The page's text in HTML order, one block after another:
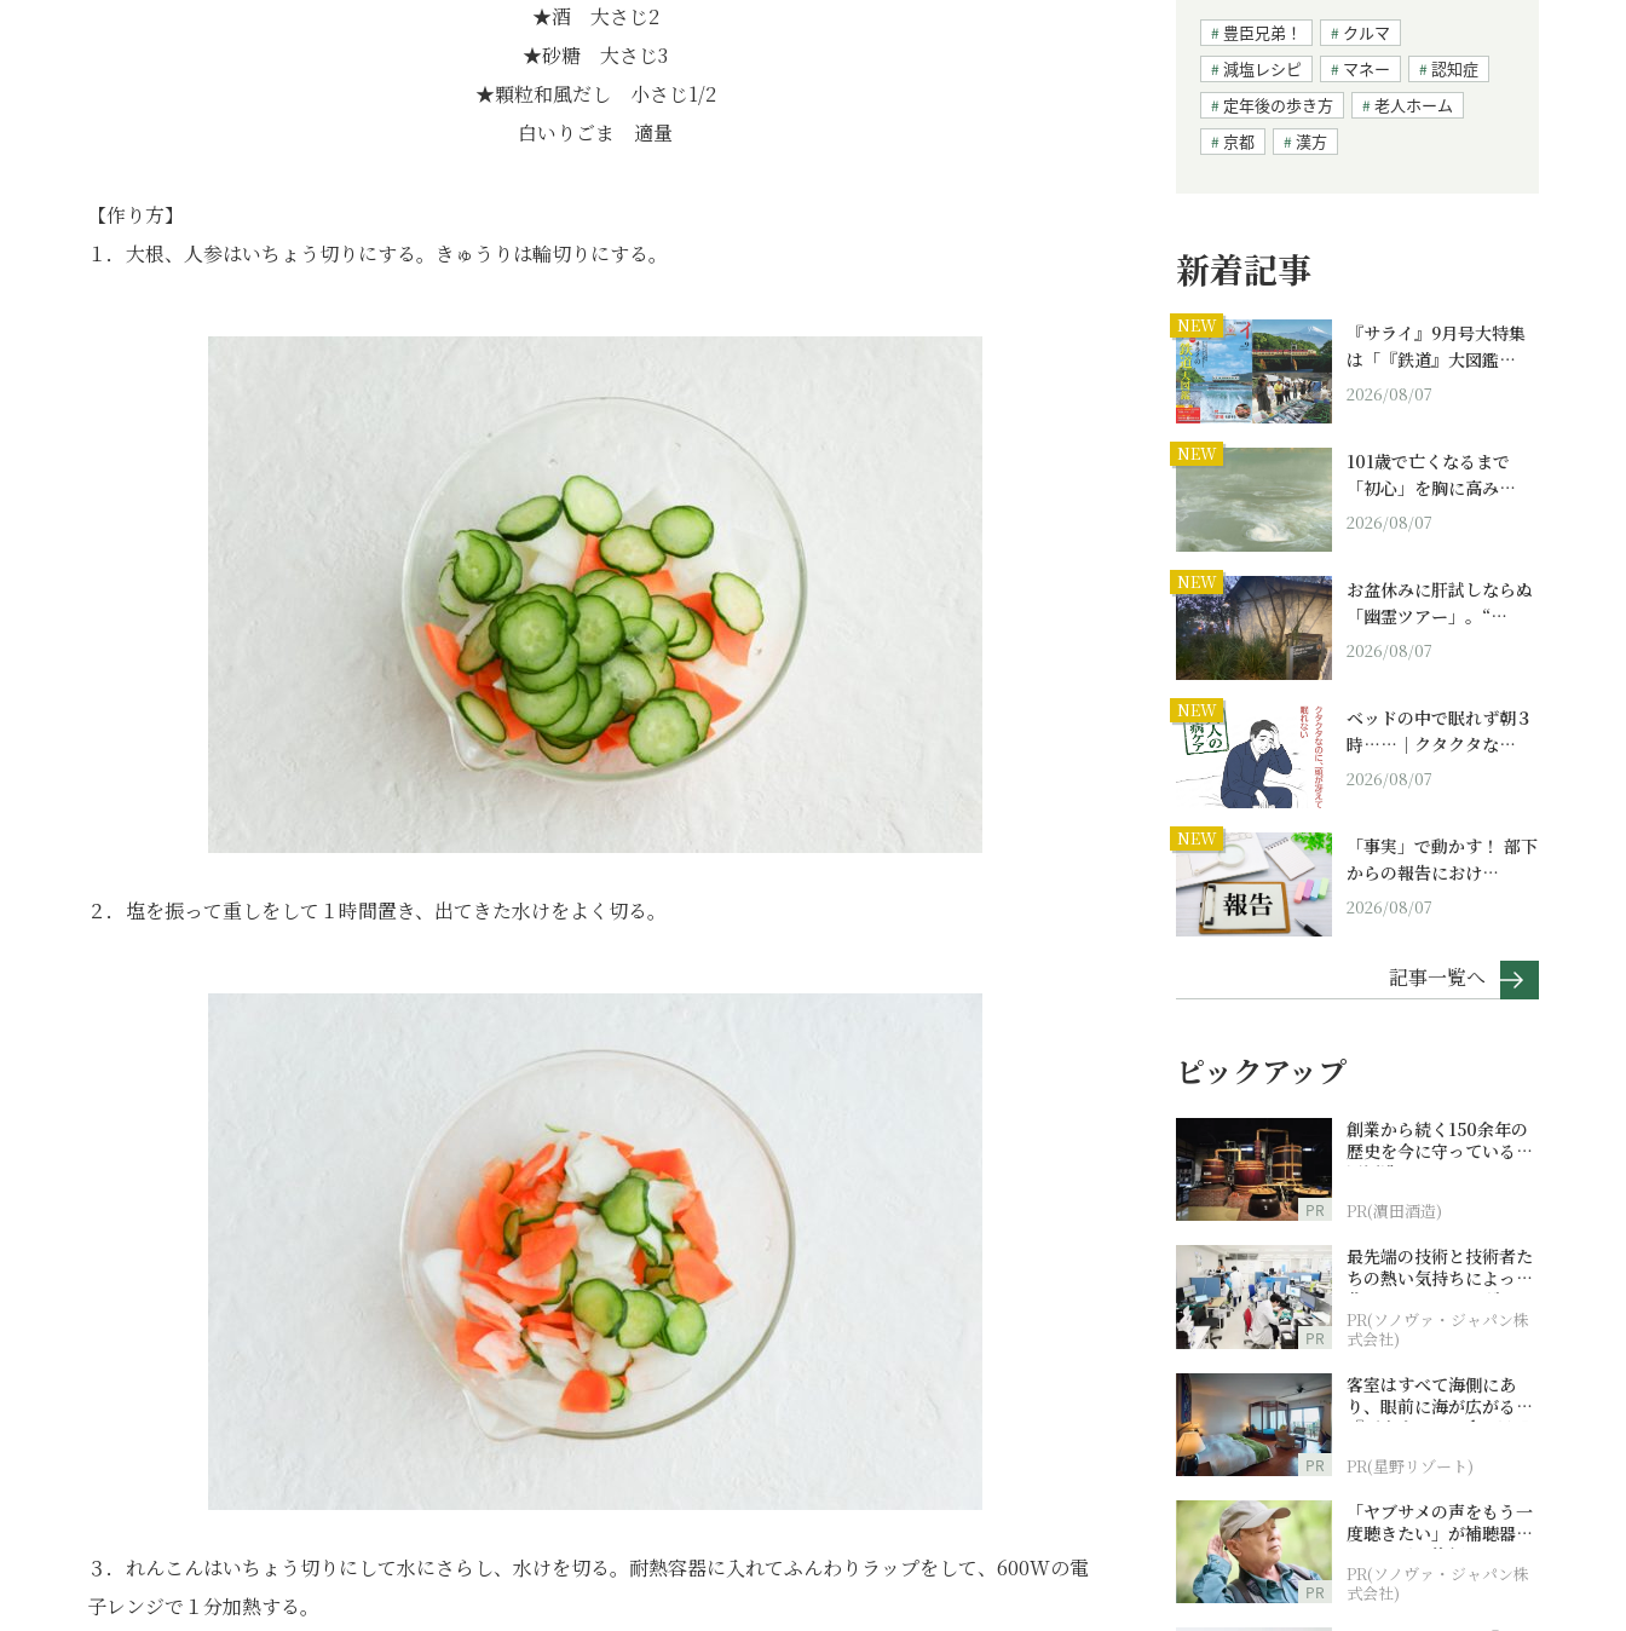
★酒 大さじ2
★砂糖 大さじ3
★顆粒和風だし 小さじ1/2
白いりごま 適量
【作り方】
１．大根、人参はいちょう切りにする。きゅうりは輪切りにする。
２．塩を振って重しをして１時間置き、出てきた水けをよく切る。
３．れんこんはいちょう切りにして水にさらし、水けを切る。耐熱容器に入れてふんわりラップをして、600Wの電
子レンジで１分加熱する。
豊臣兄弟！
クルマ
減塩レシピ
マネー
認知症
定年後の歩き方
老人ホーム
京都
漢方
新着記事
NEW
『サライ』9月号大特集
は「『鉄道』大図鑑…
2026/08/07
NEW
101歳で亡くなるまで
「初心」を胸に高み…
2026/08/07
NEW
お盆休みに肝試しならぬ
「幽霊ツアー」。“…
2026/08/07
NEW
ベッドの中で眠れず朝３
時……｜クタクタな…
2026/08/07
NEW
「事実」で動かす！ 部下
からの報告におけ…
2026/08/07
記事一覧へ
ピックアップ
PR
創業から続く150余年の
歴史を今に守っている濵
田酒造
PR(濵田酒造)
PR
最先端の技術と技術者た
ちの熱い気持ちによって
作られているオーダーメ
イド補聴器
PR(ソノヴァ・ジャパン株
式会社)
PR
客室はすべて海側にあ
り、眼前に海が広がる
『西表島ホテル by 星野
PR(星野リゾート)
PR
「ヤブサメの声をもう一
度聴きたい」が補聴器チ
ャレンジの後押しに
PR(ソノヴァ・ジャパン株
式会社)